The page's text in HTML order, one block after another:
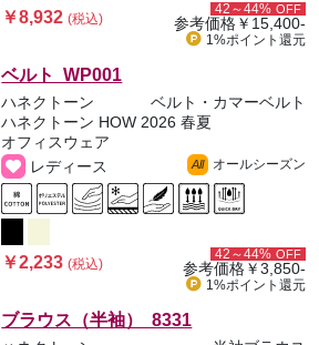
￥8,932(税込)
42～44% OFF
参考価格￥15,400-
1%ポイント 還元
ベルト WP001
ハネクトーン
ベルト・カマーベルト
ハネクトーン HOW 2026 春夏
オフィスウェア
レディース
All オールシーズン
￥2,233(税込)
42～44% OFF
参考価格￥3,850-
1%ポイント 還元
ブラウス（半袖） 8331